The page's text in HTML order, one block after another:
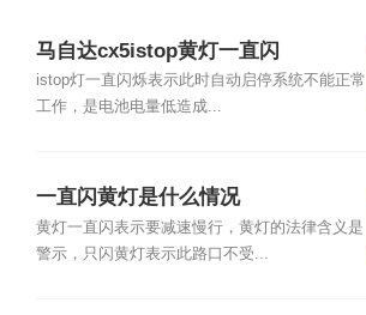
马自达cx5istop黄灯一直闪
istop灯一直闪烁表示此时自动启停系统不能正常
工作，是电池电量低造成...
一直闪黄灯是什么情况
黄灯一直闪表示要减速慢行，黄灯的法律含义是
警示，只闪黄灯表示此路口不受...